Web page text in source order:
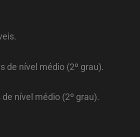
de nível médio (2º grau).
nível médio (2º grau).